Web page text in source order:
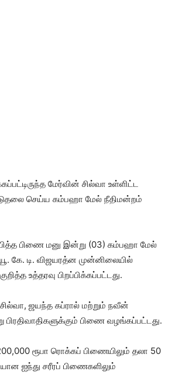
மேர்வின் சில்வா உள்ளிட்ட
செய்ய கம்பஹா மேல் நீதிமன்றம்
பிணை மனு இன்று (03) கம்பஹா மேல்
கே. டி. விஜயரத்ன முன்னிலையில்
உத்தரவு பிறப்பிக்கப்பட்டது.
ஜயந்த கப்ரால் மற்றும் நவீன்
பிணை வழங்கப்பட்டது.
ரூபா ரொக்கப் பிணையிலும் தலா 50
ஐந்து சரீரப் பிணைகளிலும்